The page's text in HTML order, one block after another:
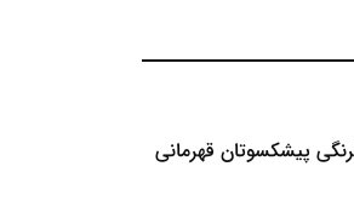
پیشکسوتان قهرمانی